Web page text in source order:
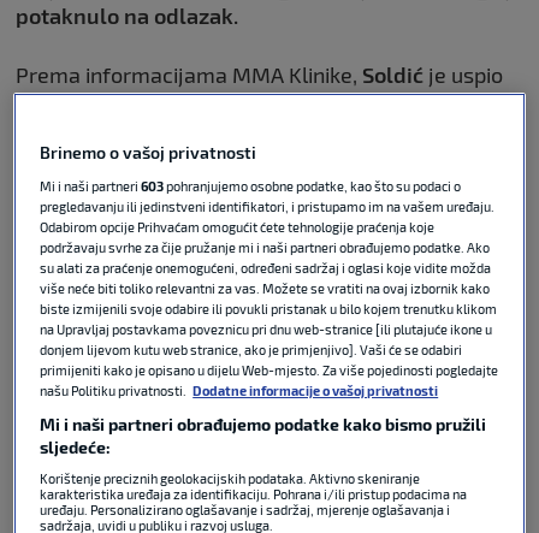
potaknulo na odlazak.
Prema informacijama MMA Klinike, Soldić je uspio
raskinuti ugovor sONE-om te bi uskoro mogao
do dogovora dođe, debi bi mogao imati već 1.
kolovoza na UFC-ovom eventu uBeogradu.
Otkriveno kada bi se Hrgović
trebao boriti protiv opasnog
Itaume
SK FIGHT 19. svi 2026 0
Posljednjih dana sve se češće spominje njegov
odlazak iz ONE-a. Soldić je navodno frustriran jer
Brinemo o vašoj privatnosti
Mi i naši partneri603pohranjujemo osobne podatke, kao što su podaci o
pregledavanju ili jedinstveni identifikatori, i pristupamo im na vašem uređaju.
Odabirom opcije Prihvaćam omogućit ćete tehnologije praćenja koje
podržavaju svrhe za čije pružanje mi i naši partneri obrađujemo podatke. Ako
su alati za praćenje onemogućeni, određeni sadržaj i oglasi koje vidite možda
više neće biti toliko relevantni za vas. Možete se vratiti na ovaj izbornik kako
biste izmijenili svoje odabire ili povukli pristanak u bilo kojem trenutku klikom
na Upravljaj postavkama poveznicu pri dnu web-stranice [ili plutajuće ikone u
donjem lijevom kutu web stranice, ako je primjenjivo]. Vaši će se odabiri
primijeniti kako je opisano u dijelu Web-mjesto. Za više pojedinosti pogledajte
našu Politiku privatnosti.
Dodatne informacije o vašoj privatnosti
Mi i naši partneri obrađujemo podatke kako bismo pružili
sljedeće:
Korištenje preciznih geolokacijskih podataka. Aktivno skeniranje
karakteristika uređaja za identifikaciju. Pohrana i/ili pristup podacima na
uređaju. Personalizirano oglašavanje i sadržaj, mjerenje oglašavanja i
sadržaja, uvidi u publiku i razvoj usluga.